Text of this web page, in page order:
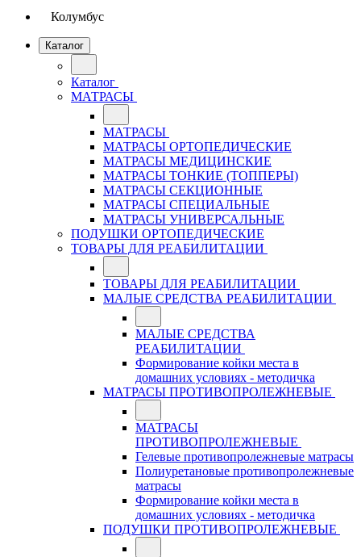
Колумбус
Каталог
Каталог
МАТРАСЫ
МАТРАСЫ
МАТРАСЫ ОРТОПЕДИЧЕСКИЕ
МАТРАСЫ МЕДИЦИНСКИЕ
МАТРАСЫ ТОНКИЕ (ТОППЕРЫ)
МАТРАСЫ СЕКЦИОННЫЕ
МАТРАСЫ СПЕЦИАЛЬНЫЕ
МАТРАСЫ УНИВЕРСАЛЬНЫЕ
ПОДУШКИ ОРТОПЕДИЧЕСКИЕ
ТОВАРЫ ДЛЯ РЕАБИЛИТАЦИИ
ТОВАРЫ ДЛЯ РЕАБИЛИТАЦИИ
МАЛЫЕ СРЕДСТВА РЕАБИЛИТАЦИИ
МАЛЫЕ СРЕДСТВА
РЕАБИЛИТАЦИИ
Формирование койки места в
домашних условиях - методичка
МАТРАСЫ ПРОТИВОПРОЛЕЖНЕВЫЕ
МАТРАСЫ
ПРОТИВОПРОЛЕЖНЕВЫЕ
Гелевые противопролежневые матрасы
Полиуретановые противопролежневые
матрасы
Формирование койки места в
домашних условиях - методичка
ПОДУШКИ ПРОТИВОПРОЛЕЖНЕВЫЕ